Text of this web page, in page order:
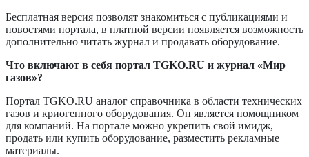
Бесплатная версия позволят знакомиться с публикациями и
новостями портала, в платной версии появляется возможность
дополнительно читать журнал и продавать оборудование.
Что включают в себя портал TGKO.RU и журнал «Мир
газов»?
Портал TGKO.RU аналог справочника в области технических
газов и криогенного оборудования. Он является помощником
для компаний. На портале можно укрепить свой имидж,
продать или купить оборудование, разместить рекламные
материалы.